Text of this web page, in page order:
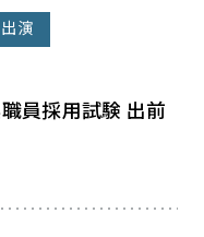
演
員採用試験 出前